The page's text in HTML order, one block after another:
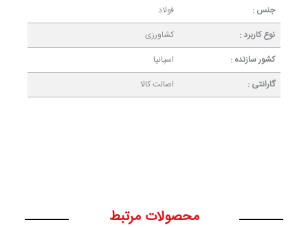
جنس :
فولاد
نوع کاربرد :
کشاورزی
کشور سازنده :
اسپانیا
گارانتی :
اصالت کالا
محصولات مرتبط